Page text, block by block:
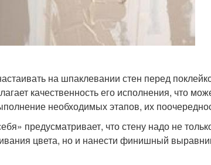
на шпаклевании стен перед
качественность его исполнения, что
необходимых этапов, их
предусматривает, что стену надо не
цвета, но и нанести финишный